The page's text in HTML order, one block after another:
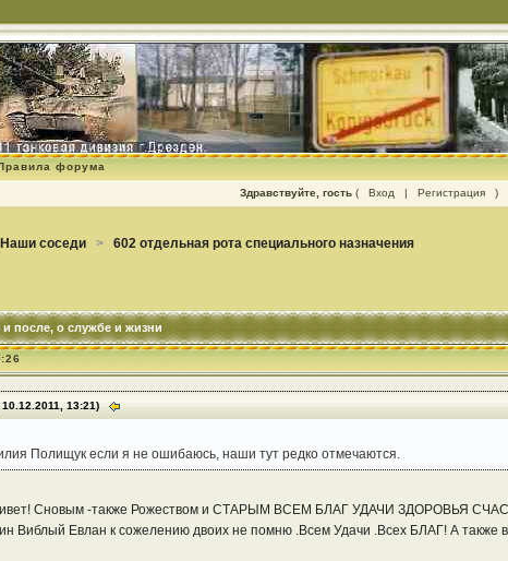
форума
Здравствуйте, гость ( Вход | Регистрация )
Наши соседи > 602 отдельная рота специального назначения
после, о службе и жизни
13:21)
Полищук если я не ошибаюсь, наши тут редко отмечаются.
Сновым -также Рожеством и СТАРЫМ ВСЕМ БЛАГ УДАЧИ ЗДОРОВЬЯ
Виблый Евлан к сожелению двоих не помню .Всем Удачи .Всех БЛАГ! А также